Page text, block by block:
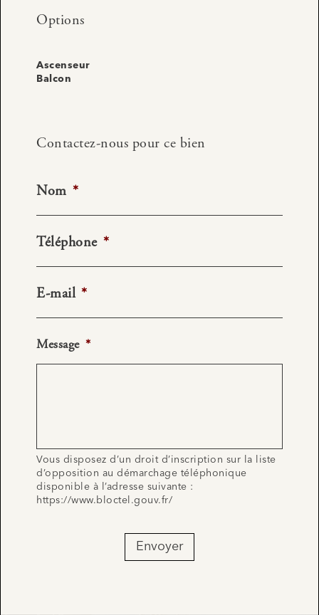
Options
Ascenseur
Balcon
Contactez-nous pour ce bien
Nom *
Téléphone *
E-mail *
Message *
Vous disposez d’un droit d’inscription sur la liste
d’opposition au démarchage téléphonique
disponible à l’adresse suivante :
https://www.bloctel.gouv.fr/
Envoyer